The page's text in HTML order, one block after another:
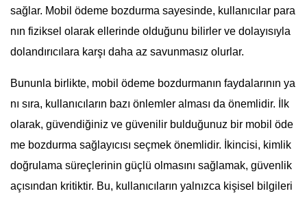
sağlar. Mobil ödeme bozdurma sayesinde, kullanıcılar para
nın fiziksel olarak ellerinde olduğunu bilirler ve dolayısıyla
dolandırıcılara karşı daha az savunmasız olurlar.
Bununla birlikte, mobil ödeme bozdurmanın faydalarının ya
nı sıra, kullanıcıların bazı önlemler alması da önemlidir. İlk
olarak, güvendiğiniz ve güvenilir bulduğunuz bir mobil öde
me bozdurma sağlayıcısı seçmek önemlidir. İkincisi, kimlik
doğrulama süreçlerinin güçlü olmasını sağlamak, güvenlik
açısından kritiktir. Bu, kullanıcıların yalnızca kişisel bilgileri